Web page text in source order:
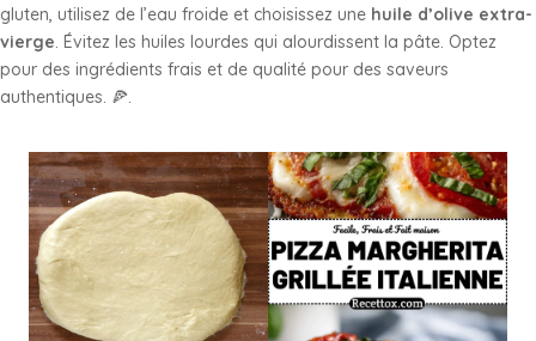
gluten, utilisez de l’eau froide et choisissez une huile d’olive extra-
vierge. Évitez les huiles lourdes qui alourdissent la pâte. Optez
pour des ingrédients frais et de qualité pour des saveurs
authentiques. 🍕.